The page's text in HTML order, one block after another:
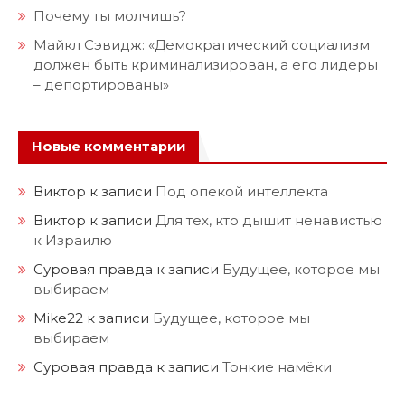
Почему ты молчишь?
Майкл Сэвидж: «Демократический социализм
должен быть криминализирован, а его лидеры
– депортированы»
Новые комментарии
Виктор к записи Под опекой интеллекта
Виктор к записи Для тех, кто дышит ненавистью
к Израилю
Суровая правда к записи Будущее, которое мы
выбираем
Mike22 к записи Будущее, которое мы
выбираем
Суровая правда к записи Тонкие намёки